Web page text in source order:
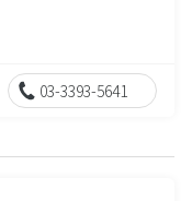
03-3393-5641